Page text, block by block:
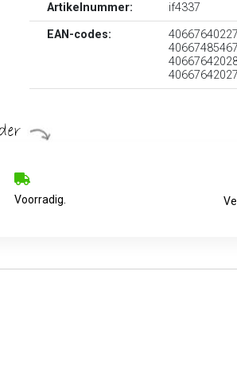
Artikelnummer:
if4337
EAN-codes:
Voorradig.